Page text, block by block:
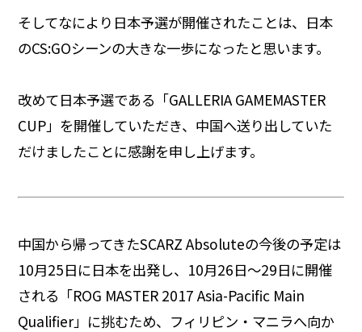
そしてなにより日本予選が開催されたことは、日本
のCS:GOシーンの大きな一歩になったと思います。
改めて日本予選である「GALLERIA GAMEMASTER
CUP」を開催していただき、中国へ送り出していた
だけましたことに感謝を申し上げます。
中国から帰ってきたSCARZ Absoluteの今後の予定は
10月25日に日本を出発し、10月26日～29日に開催
される「ROG MASTER 2017 Asia-Pacific Main
Qualifier」に挑むため、フィリピン・マニラへ向か